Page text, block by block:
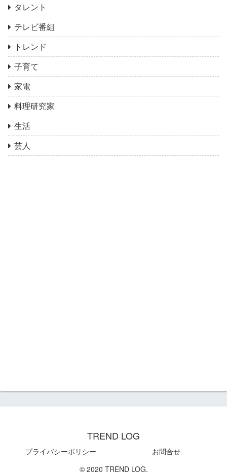
タレント
テレビ番組
トレンド
子育て
家電
料理研究家
生活
芸人
TREND LOG
プライバシーポリシー
お問合せ
© 2020 TREND LOG.